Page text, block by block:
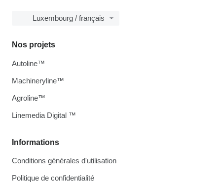
Luxembourg / français
Informations
Conditions générales d'utilisation
Politique de confidentialité
Nos projets
Autoline™
Machineryline™
Agroline™
Linemedia Digital ™